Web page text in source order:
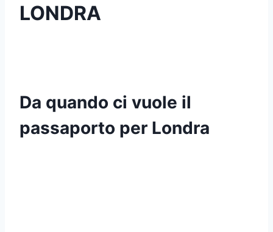
LONDRA
Da quando ci vuole il
passaporto per Londra